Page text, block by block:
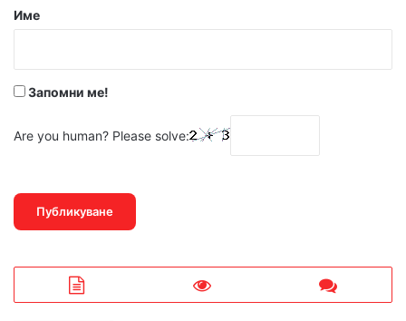
р
Име
Запомни ме!
Are you human? Please solve: